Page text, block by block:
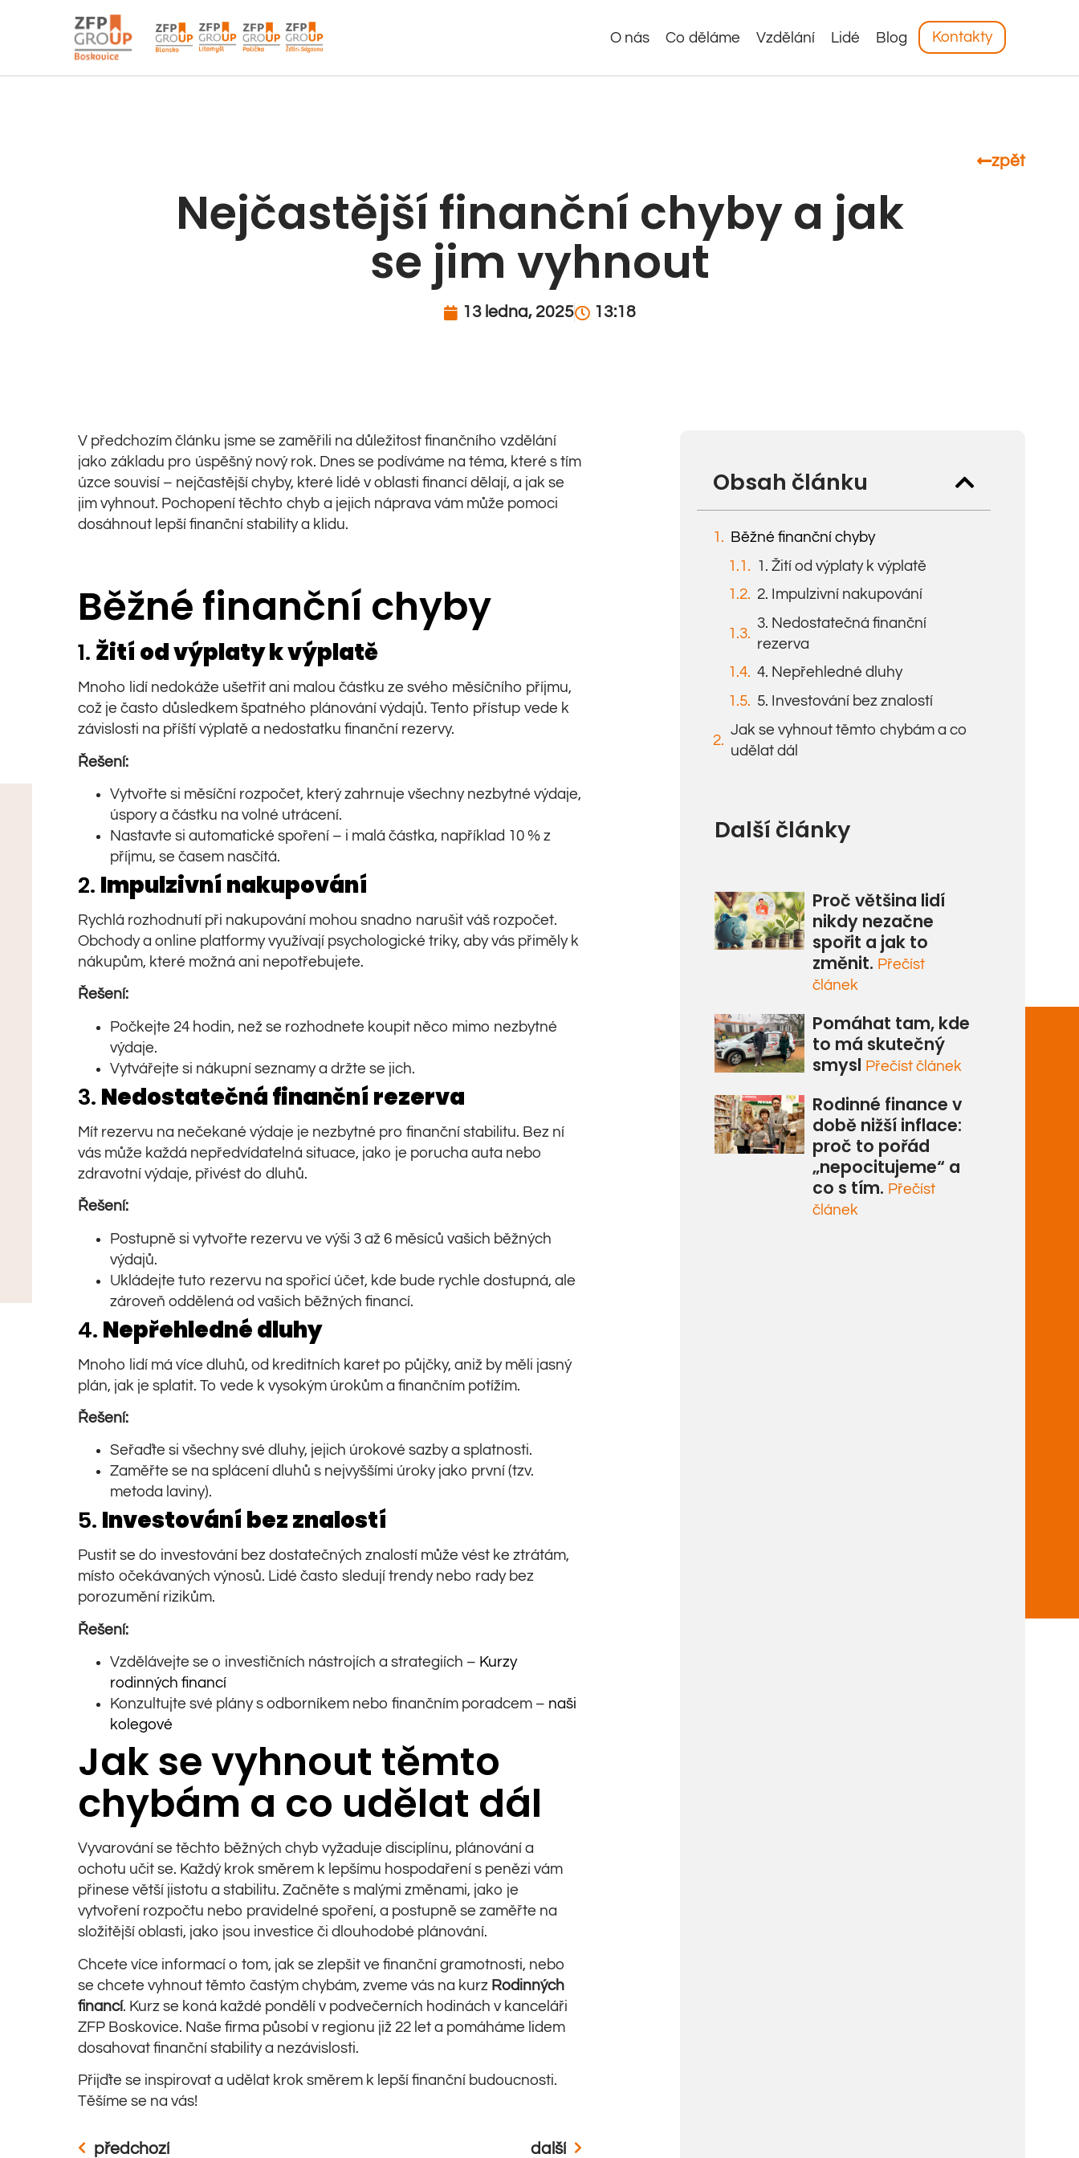
O nás Co děláme Vzdělání Lidé Blog Kontakty
zpět
Nejčastější finanční chyby a jak
se jim vyhnout
13 ledna, 2025 13:18
V předchozím článku jsme se zaměřili na důležitost finančního vzdělání
jako základu pro úspěšný nový rok. Dnes se podíváme na téma, které s tím
úzce souvisí – nejčastější chyby, které lidé v oblasti financí dělají, a jak se
jim vyhnout. Pochopení těchto chyb a jejich náprava vám může pomoci
dosáhnout lepší finanční stability a klidu.
Běžné finanční chyby
1. Žití od výplaty k výplatě
Mnoho lidí nedokáže ušetřit ani malou částku ze svého měsíčního příjmu,
což je často důsledkem špatného plánování výdajů. Tento přístup vede k
závislosti na příští výplatě a nedostatku finanční rezervy.
Řešení:
Vytvořte si měsíční rozpočet, který zahrnuje všechny nezbytné výdaje,
úspory a částku na volné utrácení.
Nastavte si automatické spoření – i malá částka, například 10 % z
příjmu, se časem nasčítá.
2. Impulzivní nakupování
Rychlá rozhodnutí při nakupování mohou snadno narušit váš rozpočet.
Obchody a online platformy využívají psychologické triky, aby vás přiměly k
nákupům, které možná ani nepotřebujete.
Řešení:
Počkejte 24 hodin, než se rozhodnete koupit něco mimo nezbytné
výdaje.
Vytvářejte si nákupní seznamy a držte se jich.
3. Nedostatečná finanční rezerva
Mít rezervu na nečekané výdaje je nezbytné pro finanční stabilitu. Bez ní
vás může každá nepředvídatelná situace, jako je porucha auta nebo
zdravotní výdaje, přivést do dluhů.
Řešení:
Postupně si vytvořte rezervu ve výši 3 až 6 měsíců vašich běžných
výdajů.
Ukládejte tuto rezervu na spořicí účet, kde bude rychle dostupná, ale
zároveň oddělená od vašich běžných financí.
4. Nepřehledné dluhy
Mnoho lidí má více dluhů, od kreditních karet po půjčky, aniž by měli jasný
plán, jak je splatit. To vede k vysokým úrokům a finančním potížím.
Řešení:
Seřaďte si všechny své dluhy, jejich úrokové sazby a splatnosti.
Zaměřte se na splácení dluhů s nejvyššími úroky jako první (tzv.
metoda laviny).
5. Investování bez znalostí
Pustit se do investování bez dostatečných znalostí může vést ke ztrátám,
místo očekávaných výnosů. Lidé často sledují trendy nebo rady bez
porozumění rizikům.
Řešení:
Vzdělávejte se o investičních nástrojích a strategiích – Kurzy
rodinných financí
Konzultujte své plány s odborníkem nebo finančním poradcem – naši
kolegové
Jak se vyhnout těmto
chybám a co udělat dál
Vyvarování se těchto běžných chyb vyžaduje disciplínu, plánování a
ochotu učit se. Každý krok směrem k lepšímu hospodaření s penězi vám
přinese větší jistotu a stabilitu. Začněte s malými změnami, jako je
vytvoření rozpočtu nebo pravidelné spoření, a postupně se zaměřte na
složitější oblasti, jako jsou investice či dlouhodobé plánování.
Chcete více informací o tom, jak se zlepšit ve finanční gramotnosti, nebo
se chcete vyhnout těmto častým chybám, zveme vás na kurz Rodinných
financí. Kurz se koná každé pondělí v podvečerních hodinách v kanceláři
ZFP Boskovice. Naše firma působí v regionu již 22 let a pomáháme lidem
dosahovat finanční stability a nezávislosti.
Přijďte se inspirovat a udělat krok směrem k lepší finanční budoucnosti.
Těšíme se na vás!
předchozí další
Obsah článku
Běžné finanční chyby
1. Žití od výplaty k výplatě
2. Impulzivní nakupování
3. Nedostatečná finanční
rezerva
4. Nepřehledné dluhy
5. Investování bez znalostí
Jak se vyhnout těmto chybám a co
udělat dál
Další články
Proč většina lidí
nikdy nezačne
spořit a jak to
změnit. Přečíst
článek
Pomáhat tam, kde
to má skutečný
smysl Přečíst článek
Rodinné finance v
době nižší inflace:
proč to pořád
„nepocitujeme“ a
co s tím. Přečíst
článek